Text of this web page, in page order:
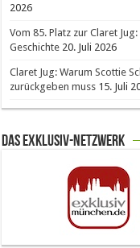
2026
Vom 85. Platz zur Claret
Geschichte 20. Juli 2026
Claret Jug: Warum Scottie
zurückgeben muss 15. Juli
Das Exklusiv-Netzwerk